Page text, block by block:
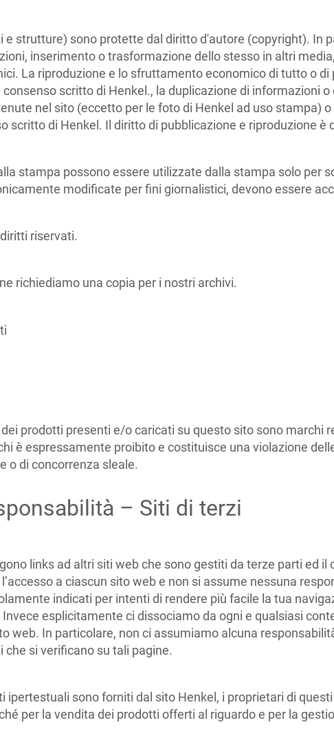
e strutture) sono protette dal diritto d'autore (copyright). In
inserimento o trasformazione dello stesso in altri
La riproduzione e lo sfruttamento economico di tutto o
scritto di Henkel., la duplicazione di informazioni
nel sito (eccetto per le foto di Henkel ad uso stampa)
scritto di Henkel. Il diritto di pubblicazione e riproduzione è
stampa possono essere utilizzate dalla stampa solo per
modificate per fini giornalistici, devono essere
riservati.
richiediamo una copia per i nostri archivi.
prodotti presenti e/o caricati su questo sito sono marchi
è espressamente proibito e costituisce una violazione
o di concorrenza sleale.
– Siti di terzi
links ad altri siti web che sono gestiti da terze parti ed il
a ciascun sito web e non si assume nessuna
indicati per intenti di rendere più facile la tua
esplicitamente ci dissociamo da ogni e qualsiasi
web. In particolare, non ci assumiamo alcuna
si verificano su tali pagine.
ipertestuali sono forniti dal sito Henkel, i proprietari di
per la vendita dei prodotti offerti al riguardo e per la